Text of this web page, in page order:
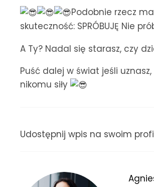
Podobnie rzecz
skuteczność: SPRÓBUJĘ Nie
A Ty? Nadal się starasz, czy
Puść dalej w świat jeśli
nikomu siły
Udostępnij wpis na swoim